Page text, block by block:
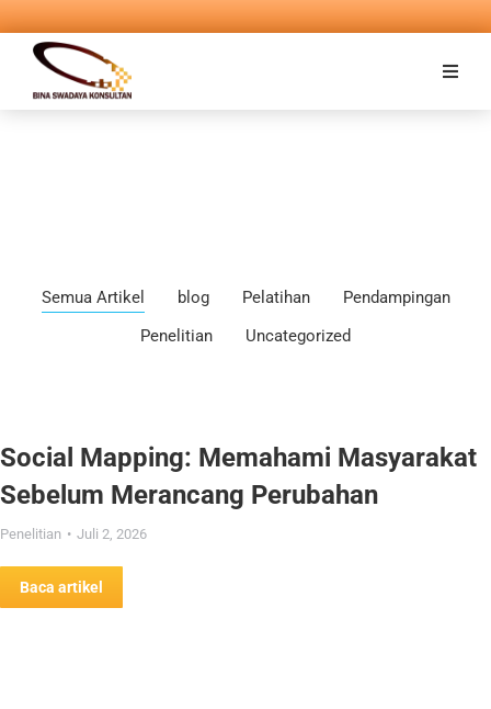
Semua Artikel blog Pelatihan
Pendampingan
Penelitian
Uncategorized
Social Mapping: Memahami Masyarakat
Sebelum Merancang Perubahan
Penelitian Juli 2, 2026
Baca artikel